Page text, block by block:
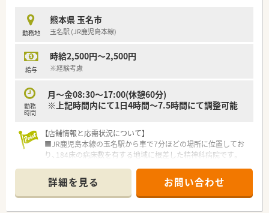
○長期就業＆自己研讃を続ける事で給与があがる仕組みになっ
ており、将来的に高年収も狙う事が出来ます。
○インターネットを使って処方薬の飲み方を遠隔指導する「オン
今後も病院の「敷地内薬局」の推進、女性客の取り込みを狙う
店舗でデザインの一新。
成長を続けています。
○どの店舗も、最新システムが整っています！
○各種研修制度充実！（入社時研修、新任薬局長研修、薬局長研
修、マネージャー研修、
認定薬剤師取得支援制度、各種学会参加、大学院奨学資金制
海外研修を含めて50種類以上の研修プログラムで社員の成長
をサポートしてくれます。
〇個別の教育プログラムによってスキルアップをサポート！
勤務地
熊本県 玉名市
玉名駅 (JR鹿児島本線)
給与
時給2,500円～2,500円
※経験考慮
勤務
時間
月～金08:30～17:00(休憩60分)
※上記時間内にて1日4時間～7.5時間にて調整可能
【店舗情報と応需状況について】
■JR鹿児島本線の玉名駅から車で7分ほどの場所に位置してお
り、184床の病床数を有する地域に根差した精神科病院です。
入院患者様への調剤や服薬指導が中心の業務内容となります。
■2026年3月現在は薬剤師2名体制で運営されており、処方箋枚
数に応じて無理のないペースで業務に取り組める環境です。
詳細を見る お問い合わせ